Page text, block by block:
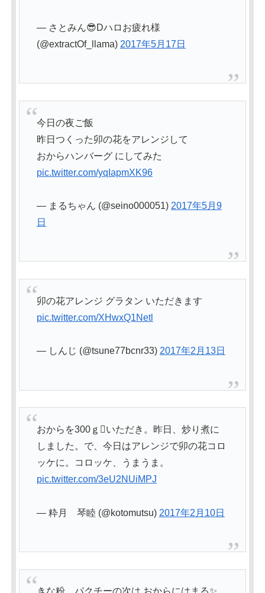
— さとみん😎Dハロお疲れ様
(@extractOf_llama) 2017年5月17日
今日の夜ご飯
昨日つくった卯の花をアレンジして
おからハンバーグ にしてみた
pic.twitter.com/yqIapmXK96
— まるちゃん (@seino000051) 2017年5月9
日
卯の花アレンジ グラタン いただきます
pic.twitter.com/XHwxQ1Netl
— しんじ (@tsune77bcnr33) 2017年2月13日
おからを300ｇいただき。昨日、炒り煮に
しました。で、今日はアレンジで卯の花コロ
ッケに。コロッケ、うまうま。
pic.twitter.com/3eU2NUiMPJ
— 粋月 琴睦 (@kotomutsu) 2017年2月10日
きな粉、パクチーの次は おからにはまる✨